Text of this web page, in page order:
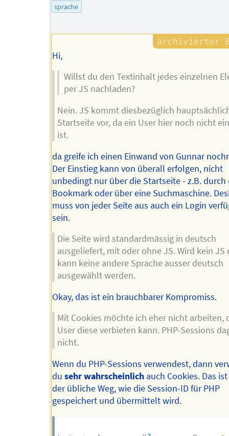
sprache
Hi,
Willst du den Textinhalt jedes einzelnen
per JS nachladen?
Nein. JS kommt diesbezüglich
Startseite vor, da ein User hier noch nicht
ist.
da greife ich einen Einwand von Gunnar
Der Einstieg kann von überall erfolgen, nicht
unbedingt nur über die Startseite - z.B. durch
Bookmark oder über eine Suchmaschine.
muss von jeder Seite aus auch ein Login
sein.
Die Seite wird standardmässig in deutsch
ausgeliefert, mit oder ohne JS. Wird kein JS
kann keine andere Sprache ausser deutsch
ausgewählt werden.
Okay, das ist ein brauchbarer Kompromiss.
Mit Cookies möchte ich eher nicht arbeiten,
User diese verbieten kann. PHP-Sessions
nicht.
Wenn du PHP-Sessions verwendest, dann
dusehr wahrscheinlich auch Cookies. Das
der übliche Weg, wie die Session-ID für PHP
gespeichert und übermittelt wird.